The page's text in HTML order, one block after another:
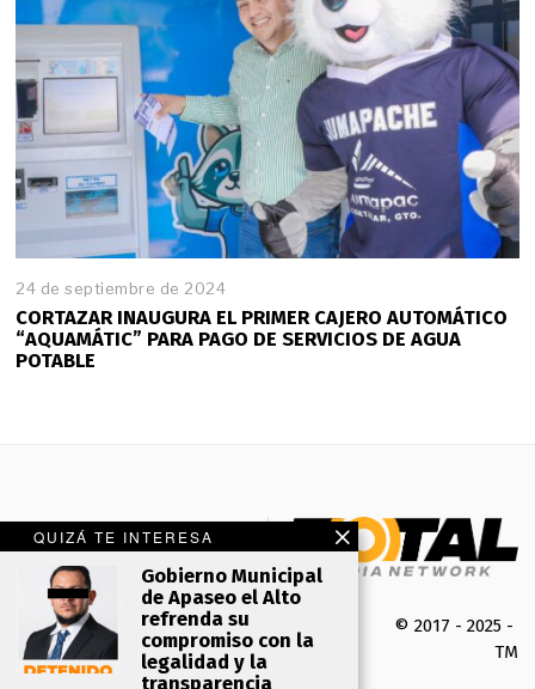
QUIZÁ TE INTERESA
Gobierno Municipal
de Apaseo el Alto
refrenda su
compromiso con la
legalidad y la
transparencia
24 de septiembre de 2024
4
d
b
e
d
e
2
0
2
CORTAZAR INAUGURA EL PRIMER CAJERO AUTOMÁTICO
“AQUAMÁTIC” PARA PAGO DE SERVICIOS DE AGUA
POTABLE
© 2017 - 2025 -